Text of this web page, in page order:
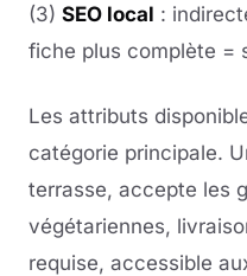
(3) SEO local :
fiche plus complète =
Les attributs
catégorie principale.
terrasse, accepte les
végétariennes,
requise, accessible